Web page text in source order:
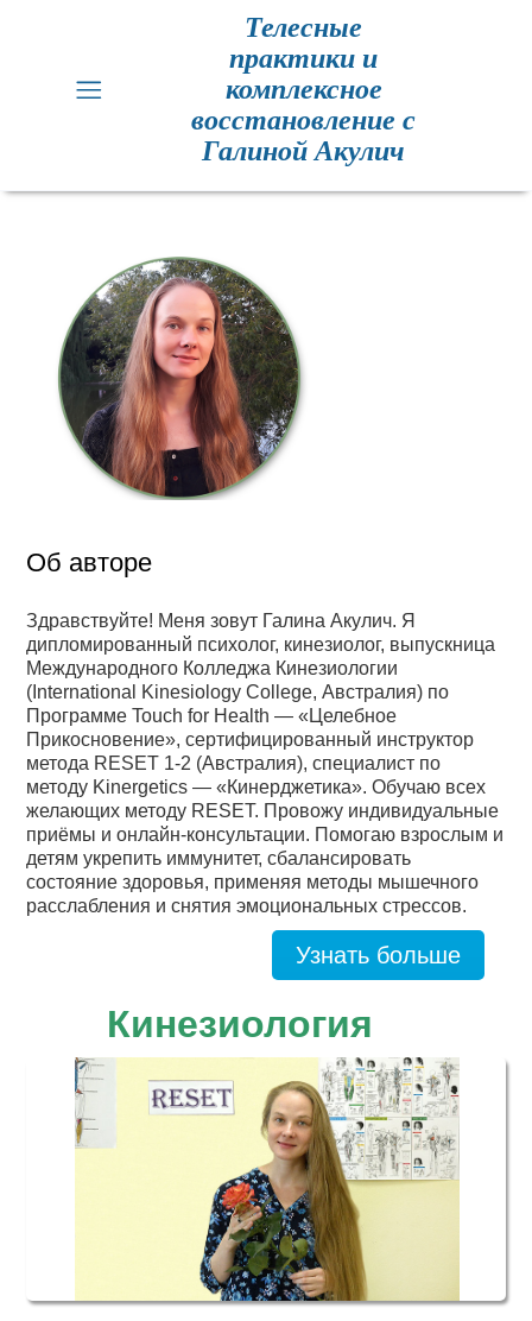
Практики
Метод
Резет
Метод
Резет
отзывы
Приём
кинезиолога
Приём
кинезиолога
Галины
Акулич
–
отзывы
Диплом
сертификаты
Галины
Телесные
практики и
комплексное
восстановление с
Галиной Акулич
Об авторе
Здравствуйте! Меня зовут Галина Акулич. Я
дипломированный психолог, кинезиолог, выпускница
Международного Колледжа Кинезиологии
(International Kinesiology College, Австралия) по
Программе Touch for Health — «Целебное
Прикосновение», сертифицированный инструктор
метода RESET 1-2 (Австралия), специалист по
методу Kinergetics — «Кинерджетика». Обучаю всех
желающих методу RESET. Провожу индивидуальные
приёмы и онлайн-консультации. Помогаю взрослым и
детям укрепить иммунитет, сбалансировать
состояние здоровья, применяя методы мышечного
расслабления и снятия эмоциональных стрессов.
Узнать больше
Кинезиология